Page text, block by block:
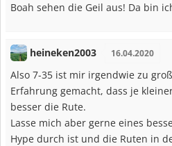
Boah sehen die Geil aus! Da bin
heineken2003 16.04.2020
Also 7-35 ist mir irgendwie zu
Erfahrung gemacht, dass je
besser die Rute.
Lasse mich aber gerne eines
Hype durch ist und die Ruten in